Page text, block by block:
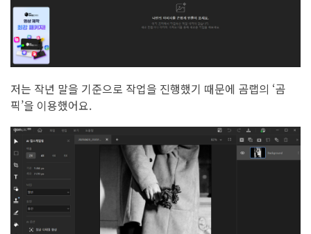
저는 작년 말을 기준으로 작업을 진행했기 때문에 곰랩의 ‘곰
픽’을 이용했어요.